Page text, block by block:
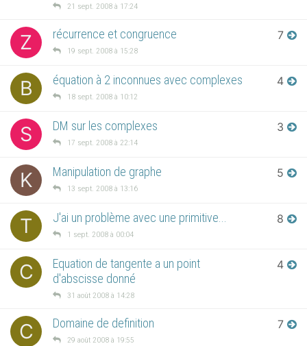
21 sept. 2008 à 17:24
Z récurrence et congruence
19 sept. 2008 à 15:28
7
B équation à 2 inconnues avec complexes
18 sept. 2008 à 10:12
4
S DM sur les complexes
17 sept. 2008 à 22:14
3
K Manipulation de graphe
13 sept. 2008 à 13:16
5
T J'ai un problème avec une primitive...
1 sept. 2008 à 00:04
8
C
Equation de tangente a un point
d'abscisse donné
31 août 2008 à 14:28
4
C Domaine de definition
29 août 2008 à 19:55
7